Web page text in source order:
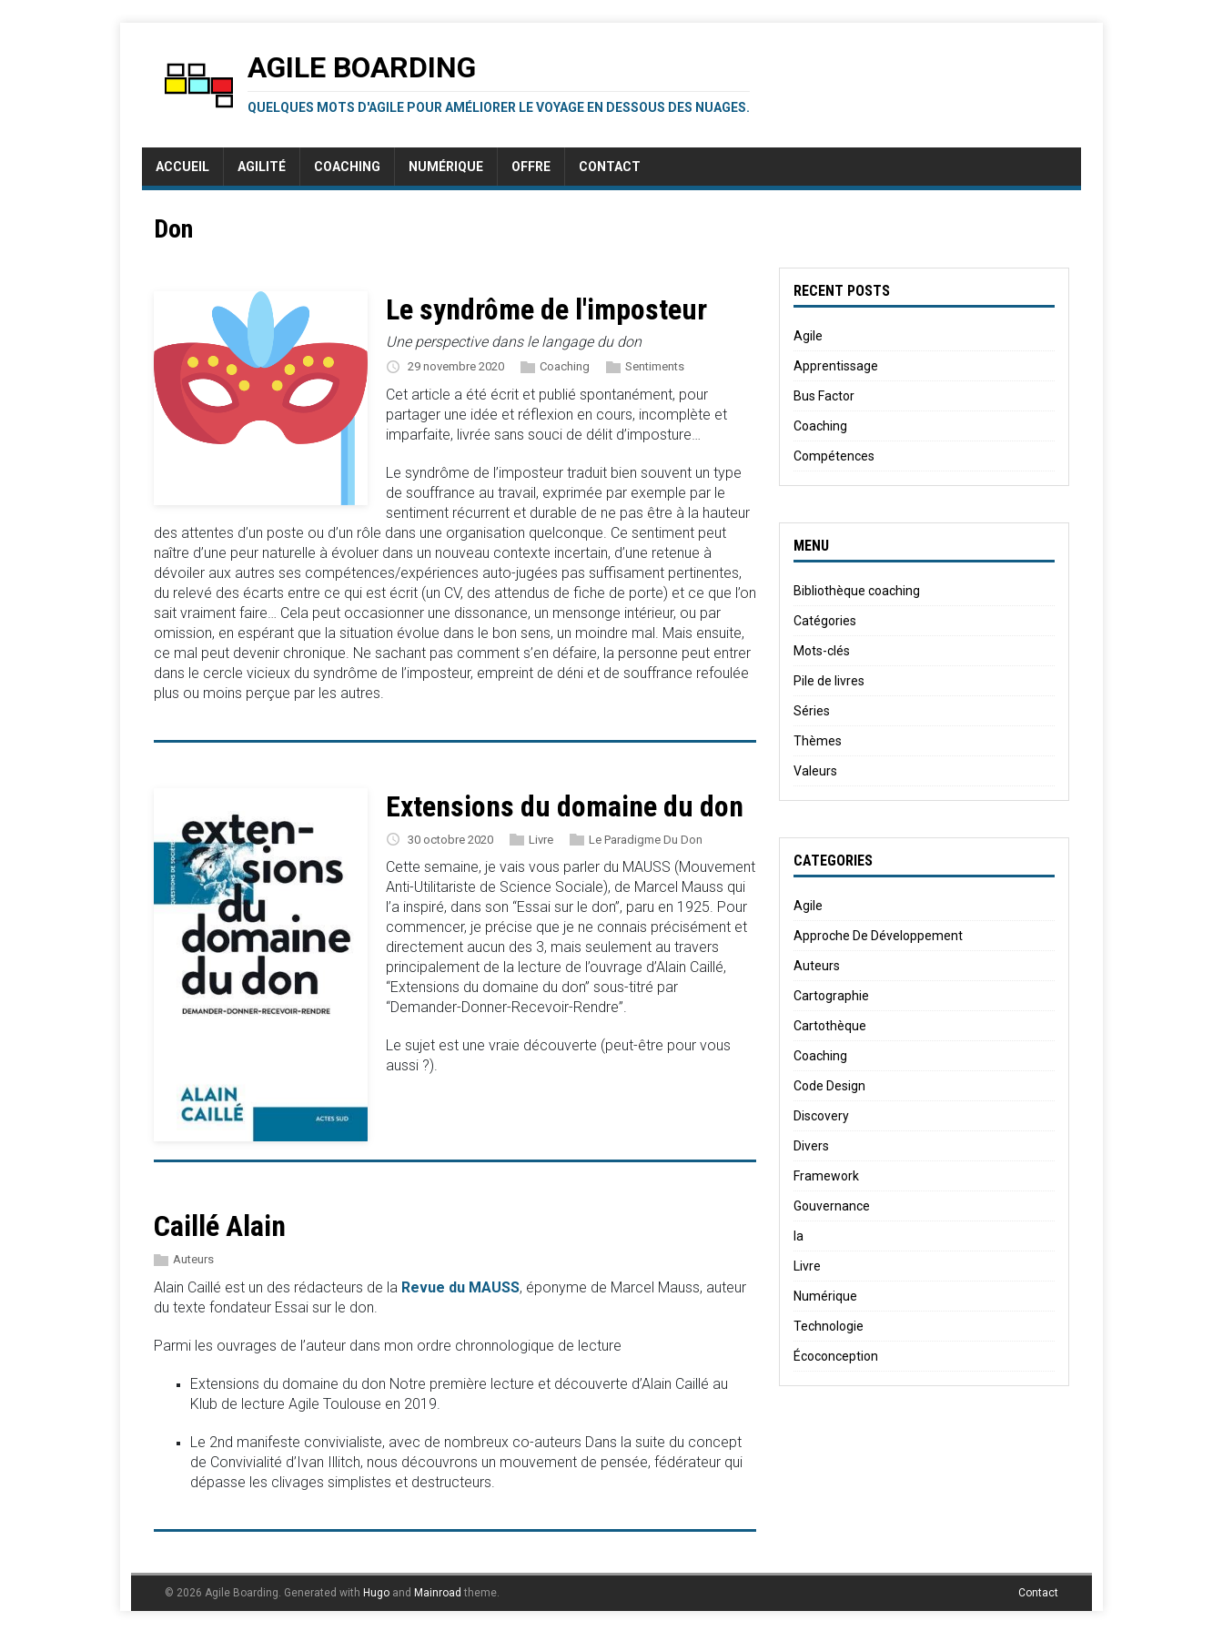
AGILE BOARDING
QUELQUES MOTS D'AGILE POUR AMÉLIORER LE VOYAGE EN DESSOUS DES NUAGES.
ACCUEIL AGILITÉ COACHING NUMÉRIQUE OFFRE CONTACT
Don
Le syndrôme de l'imposteur
Une perspective dans le langage du don
29 novembre 2020 Coaching Sentiments
Cet article a été écrit et publié spontanément, pour
partager une idée et réflexion en cours, incomplète et
imparfaite, livrée sans souci de délit d’imposture…
Le syndrôme de l’imposteur traduit bien souvent un type
de souffrance au travail, exprimée par exemple par le
sentiment récurrent et durable de ne pas être à la hauteur
des attentes d’un poste ou d’un rôle dans une organisation quelconque. Ce sentiment peut
naître d’une peur naturelle à évoluer dans un nouveau contexte incertain, d’une retenue à
dévoiler aux autres ses compétences/expériences auto-jugées pas suffisament pertinentes,
du relevé des écarts entre ce qui est écrit (un CV, des attendus de fiche de porte) et ce que l’on
sait vraiment faire… Cela peut occasionner une dissonance, un mensonge intérieur, ou par
omission, en espérant que la situation évolue dans le bon sens, un moindre mal. Mais ensuite,
ce mal peut devenir chronique. Ne sachant pas comment s’en défaire, la personne peut entrer
dans le cercle vicieux du syndrôme de l’imposteur, empreint de déni et de souffrance refoulée
plus ou moins perçue par les autres.
Extensions du domaine du don
30 octobre 2020 Livre Le Paradigme Du Don
Cette semaine, je vais vous parler du MAUSS (Mouvement
Anti-Utilitariste de Science Sociale), de Marcel Mauss qui
l’a inspiré, dans son “Essai sur le don”, paru en 1925. Pour
commencer, je précise que je ne connais précisément et
directement aucun des 3, mais seulement au travers
principalement de la lecture de l’ouvrage d’Alain Caillé,
“Extensions du domaine du don” sous-titré par
“Demander-Donner-Recevoir-Rendre”.
Le sujet est une vraie découverte (peut-être pour vous
aussi ?).
Caillé Alain
Auteurs
Alain Caillé est un des rédacteurs de la Revue du MAUSS, éponyme de Marcel Mauss, auteur
du texte fondateur Essai sur le don.
Parmi les ouvrages de l’auteur dans mon ordre chronnologique de lecture
Extensions du domaine du don Notre première lecture et découverte d’Alain Caillé au
Klub de lecture Agile Toulouse en 2019.
Le 2nd manifeste convivialiste, avec de nombreux co-auteurs Dans la suite du concept
de Convivialité d’Ivan Illitch, nous découvrons un mouvement de pensée, fédérateur qui
dépasse les clivages simplistes et destructeurs.
RECENT POSTS
Agile
Apprentissage
Bus Factor
Coaching
Compétences
MENU
Bibliothèque coaching
Catégories
Mots-clés
Pile de livres
Séries
Thèmes
Valeurs
CATEGORIES
Agile
Approche De Développement
Auteurs
Cartographie
Cartothèque
Coaching
Code Design
Discovery
Divers
Framework
Gouvernance
Ia
Livre
Numérique
Technologie
Écoconception
Contact
© 2026 Agile Boarding. Generated with Hugo and Mainroad theme.